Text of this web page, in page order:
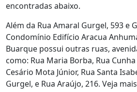
encontradas abaixo.
Além da Rua Amaral Gurgel, 593 e
Condomínio Edifício Aracua
Buarque possui outras ruas,
como: Rua Maria Borba, Rua
Cesário Mota Júnior, Rua Santa
Gurgel, e Rua Araújo, 216. Veja